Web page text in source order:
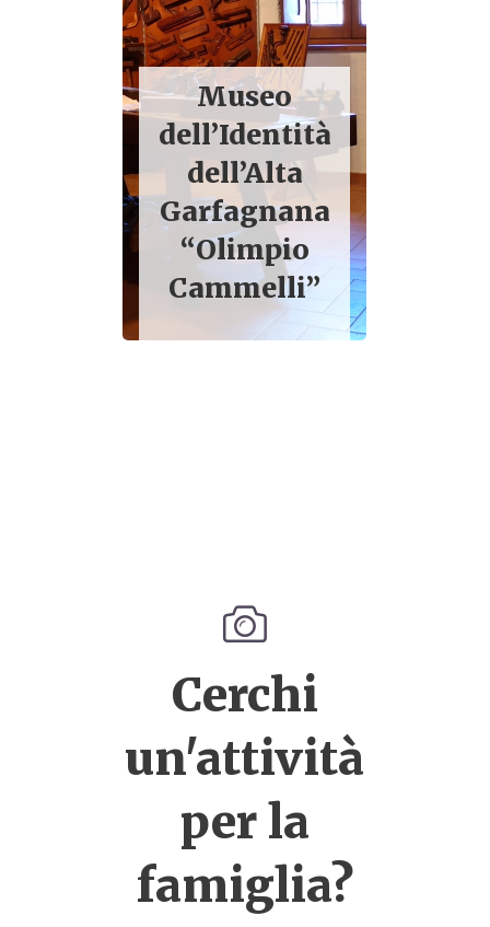
Museo
dell’Identità
dell’Alta
Garfagnana
“Olimpio
Cammelli”
Cerchi
un'attività
per la
famiglia?